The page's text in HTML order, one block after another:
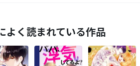
よく読まれている作品